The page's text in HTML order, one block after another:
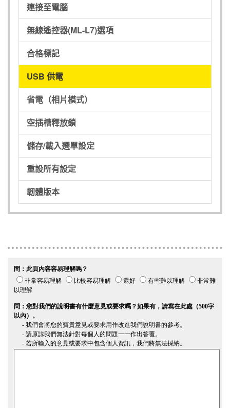
連接至電腦
無線遙控器(ML-L7)選項
合格標記
USB 供電
省電（相片模式）
空插槽釋放鎖
儲存/載入選單設定
重設所有設定
韌體版本